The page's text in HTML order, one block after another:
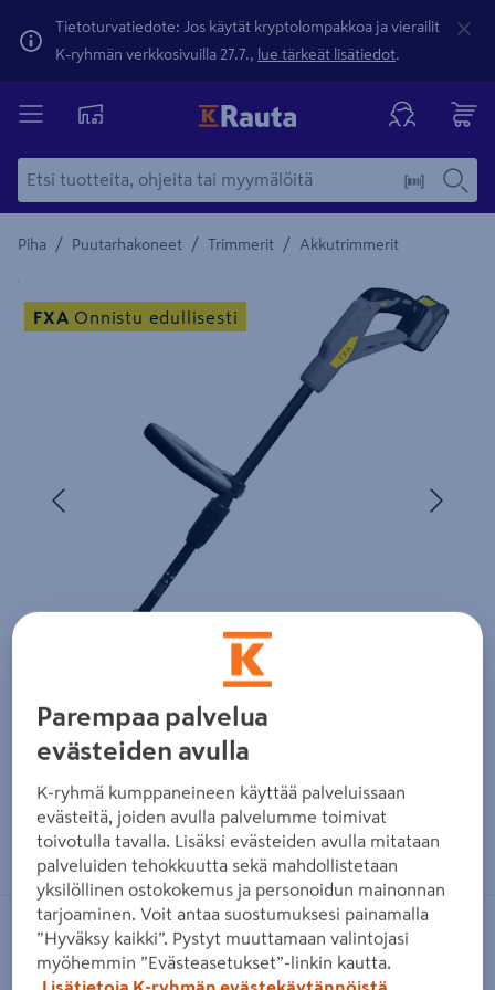
Tietoturvatiedote: Jos käytät kryptolompakkoa ja vierailit
K-ryhmän verkkosivuilla 27.7., lue tärkeät lisätiedot.
Piha / Puutarhakoneet / Trimmerit / Akkutrimmerit
Yksityiskohtainen kuvaus löytyy Tuotteen kuvaus -
FXA Onnistu edullisesti
Zoomaa kuvaa sormilla kosketusnäytöllä
Akkutrimmeri FXA 18V-L XCLICK
FXA
Parempaa palvelua
evästeiden avulla
K-ryhmä kumppaneineen käyttää palveluissaan
evästeitä, joiden avulla palvelumme toimivat
toivotulla tavalla. Lisäksi evästeiden avulla mitataan
palveluiden tehokkuutta sekä mahdollistetaan
yksilöllinen ostokokemus ja personoidun mainonnan
tarjoaminen. Voit antaa suostumuksesi painamalla
”Hyväksy kaikki”. Pystyt muuttamaan valintojasi
myöhemmin ”Evästeasetukset”-linkin kautta.